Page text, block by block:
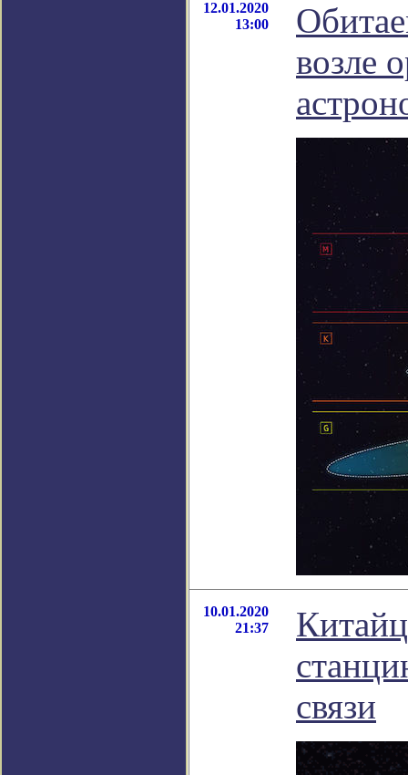
12.01.2020
13:00
возле
10.01.2020
21:37
связи